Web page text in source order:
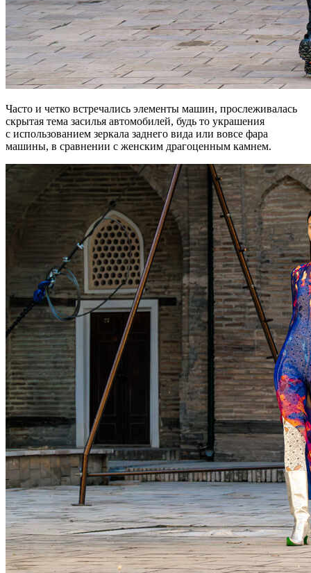
Часто и четко встречались элементы машин, прослеживалась
скрытая тема засилья автомобилей, будь то украшения
с использованием зеркала заднего вида или вовсе фара
машины, в сравнении с женским драгоценным камнем.